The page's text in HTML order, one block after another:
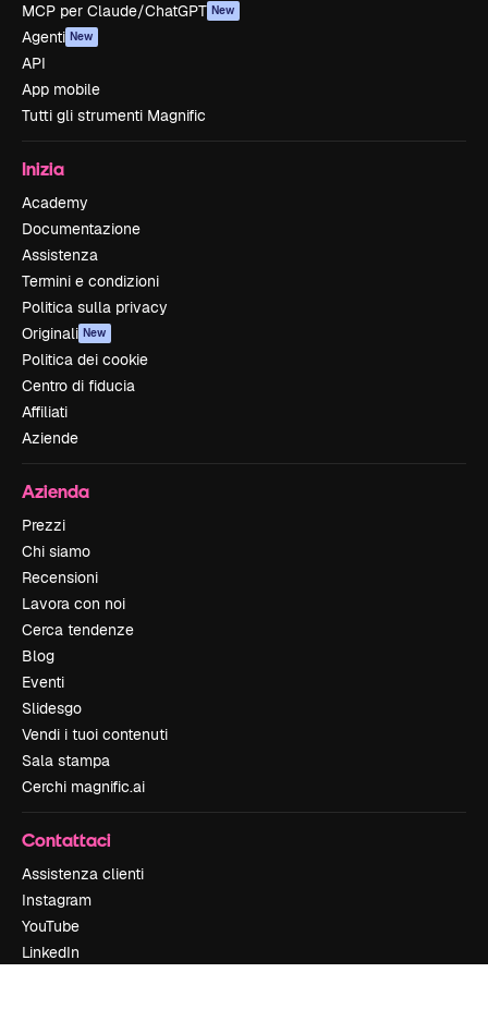
MCP per Claude/ChatGPT New
Agenti New
API
App mobile
Tutti gli strumenti Magnific
Inizia
Academy
Documentazione
Assistenza
Termini e condizioni
Politica sulla privacy
Originali New
Politica dei cookie
Centro di fiducia
Affiliati
Aziende
Azienda
Prezzi
Chi siamo
Recensioni
Lavora con noi
Cerca tendenze
Blog
Eventi
Slidesgo
Vendi i tuoi contenuti
Sala stampa
Cerchi magnific.ai
Contattaci
Assistenza clienti
Instagram
YouTube
LinkedIn